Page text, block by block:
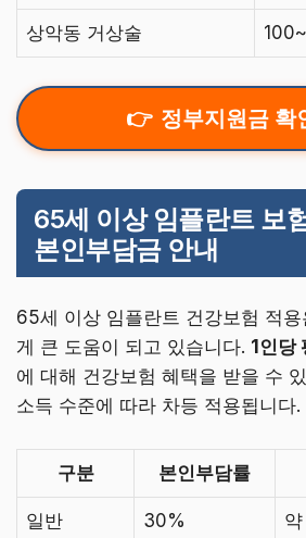
상악동 거상술
정부지원금 확
65세 이상 임플란트 보
본인부담금 안내
65세 이상 임플란트 건강보험 적용
게 큰 도움이 되고 있습니다. 1인당
에 대해 건강보험 혜택을 받을 수
소득 수준에 따라 차등 적용됩니다.
구분 본인부담률
일반 30%